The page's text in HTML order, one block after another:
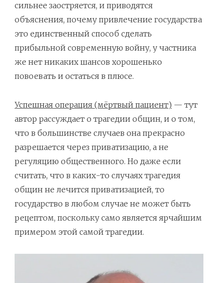
сильнее заостряется, и приводятся
объяснения, почему привлечение государства
это единственный способ сделать
прибыльной современную войну, у частника
же нет никаких шансов хорошенько
повоевать и остаться в плюсе.
Успешная операция (мёртвый пациент) — тут
автор рассуждает о трагедии общин, и о том,
что в большинстве случаев она прекрасно
разрешается через приватизацию, а не
регуляцию общественного. Но даже если
считать, что в каких-то случаях трагедия
общин не лечится приватизацией, то
государство в любом случае не может быть
рецептом, поскольку само является ярчайшим
примером этой самой трагедии.